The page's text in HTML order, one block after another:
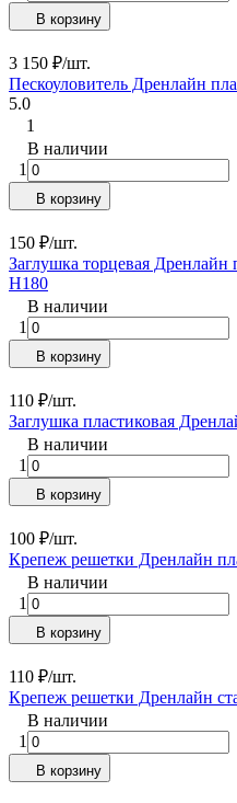
В корзину
3 150 ₽/шт.
Пескоуловитель Дренлайн
5.0
1
В наличии
1
В корзину
150 ₽/шт.
Заглушка торцевая Дренлайн
H180
В наличии
1
В корзину
110 ₽/шт.
Заглушка пластиковая
В наличии
1
В корзину
100 ₽/шт.
Крепеж решетки Дренлайн
В наличии
1
В корзину
110 ₽/шт.
Крепеж решетки Дренлайн
В наличии
1
В корзину